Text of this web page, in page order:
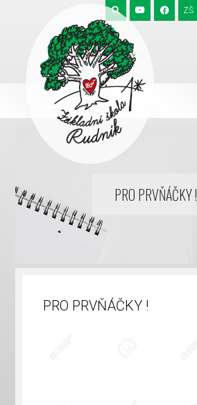
ZŠ
PRO PRVŇÁČKY !
PRO PRVŇÁČKY !